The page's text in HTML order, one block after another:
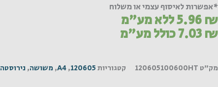
*אפשרות לאיסוף עצמי או משלוח
5.96₪ ללא מע"מ
7.03₪ כולל מע"מ
מק"ט 120605100600HT קטגוריות120605
,
A4
, משושה, נירוסטה